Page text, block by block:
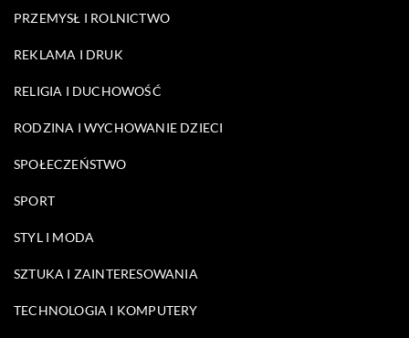
PRZEMYSŁ I ROLNICTWO
REKLAMA I DRUK
RELIGIA I DUCHOWOŚĆ
RODZINA I WYCHOWANIE DZIECI
SPOŁECZEŃSTWO
SPORT
STYL I MODA
SZTUKA I ZAINTERESOWANIA
TECHNOLOGIA I KOMPUTERY